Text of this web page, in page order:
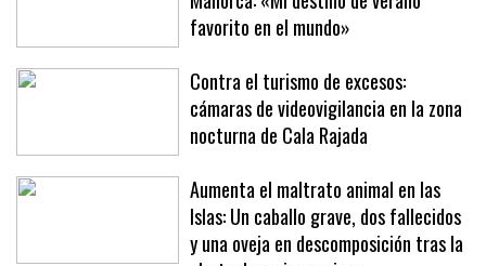
Richard Branson, de vacaciones en
Mallorca: «Mi destino de verano
favorito en el mundo»
Contra el turismo de excesos:
cámaras de videovigilancia en la zona
nocturna de Cala Rajada
Aumenta el maltrato animal en las
Islas: Un caballo grave, dos fallecidos